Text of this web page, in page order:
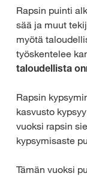
Rapsin puinti
sää ja muut
myötä
työskentelee
taloudellista
Rapsin
kasvusto
vuoksi rapsin
kypsymisaste
Tämän vuoksi